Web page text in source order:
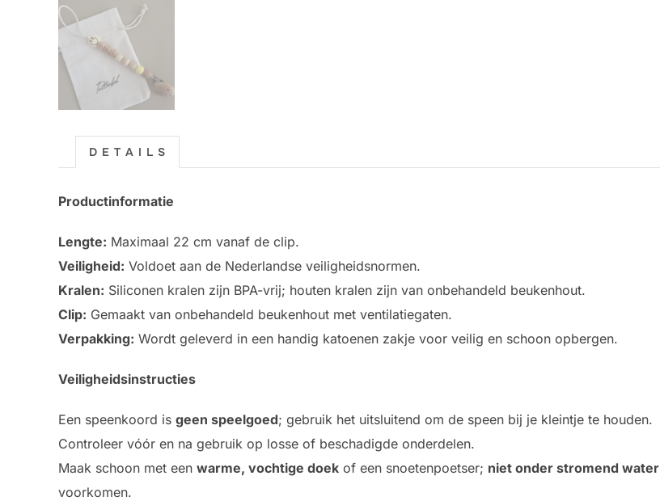
D E T A I L S
Productinformatie
Lengte: Maximaal 22 cm vanaf de clip.
Veiligheid: Voldoet aan de Nederlandse veiligheidsnormen.
Kralen: Siliconen kralen zijn BPA-vrij; houten kralen zijn van onbehandeld beukenhout.
Clip: Gemaakt van onbehandeld beukenhout met ventilatiegaten.
Verpakking: Wordt geleverd in een handig katoenen zakje voor veilig en schoon opbergen.
Veiligheidsinstructies
Een speenkoord is geen speelgoed; gebruik het uitsluitend om de speen bij je kleintje te houden.
Controleer vóór en na gebruik op losse of beschadigde onderdelen.
Maak schoon met een warme, vochtige doek of een snoetenpoetser; niet onder stromend water
voorkomen.